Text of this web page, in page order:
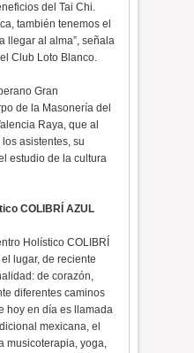
del Tai Chi.
también tenemos el
llegar al alma”, señala
Club Loto Blanco.
Gran
de la Masonería del
Raya, que al
asistentes, su
estudio de la cultura
COLIBRÍ AZUL
Holístico COLIBRÍ
lugar, de reciente
de corazón,
diferentes caminos
hoy en día es llamada
mexicana, el
musicoterapia, yoga,